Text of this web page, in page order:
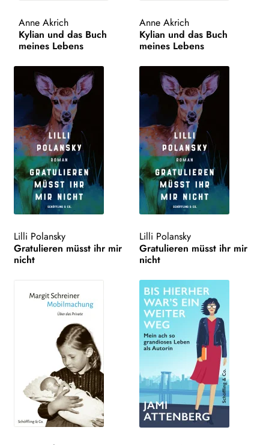
AKTUELLES
NEWSLETTER
WEITERE VERLAGE
Search:
Anne Akrich
Kylian und das Buch
meines Lebens
Anne Akrich
Kylian und das Buch
meines Lebens
Lilli Polansky
Gratulieren müsst ihr mir
nicht
Lilli Polansky
Gratulieren müsst ihr mir
nicht